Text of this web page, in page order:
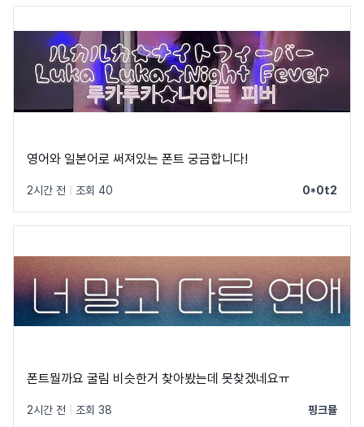
영어와 일본어로 써져있는 폰트 궁금합니다!
2시간 전 조회 40 0*0t2
폰트뭘까요 굴림 비슷한거 찾아봤는데 못찾겠네요ㅠ
2시간 전 조회 38 핑크뮬